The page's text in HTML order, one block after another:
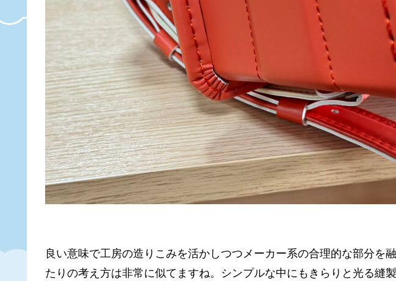
良い意味で工房の造りこみを活かしつつメーカー系の合理的な部分
たりの考え方は非常に似てますね。シンプルな中にもきらりと光る縫